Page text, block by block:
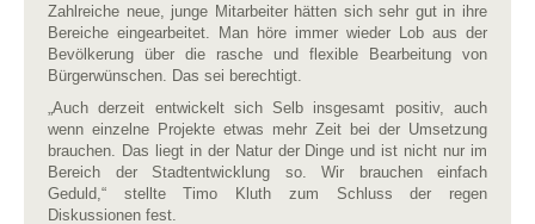
Zahlreiche neue, junge Mitarbeiter hätten sich sehr gut in ihre
Bereiche eingearbeitet. Man höre immer wieder Lob aus der
Bevölkerung über die rasche und flexible Bearbeitung von
Bürgerwünschen. Das sei berechtigt.
„Auch derzeit entwickelt sich Selb insgesamt positiv, auch
wenn einzelne Projekte etwas mehr Zeit bei der Umsetzung
brauchen. Das liegt in der Natur der Dinge und ist nicht nur im
Bereich der Stadtentwicklung so. Wir brauchen einfach
Geduld,“ stellte Timo Kluth zum Schluss der regen
Diskussionen fest.